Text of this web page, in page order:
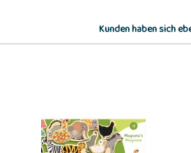
Kunden haben sich